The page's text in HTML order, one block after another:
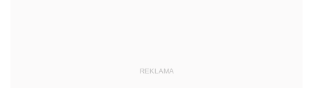
REKLAMA